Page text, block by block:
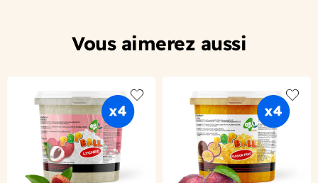
Vous aimerez aussi
Add to wishlist Add